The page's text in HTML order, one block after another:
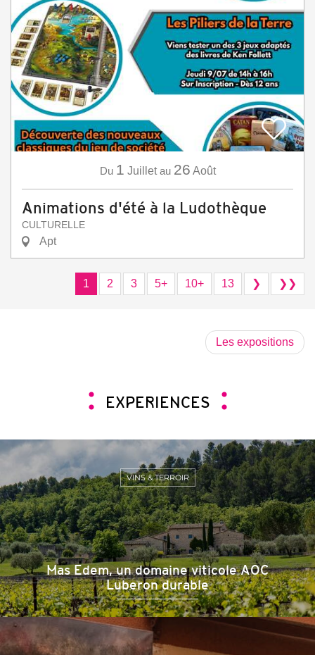
Du 1 Juillet au 26 Août
Animations d'été à la Ludothèque
CULTURELLE
Apt
1 2 3 5+ 10+ 13 ❯ ❯❯
Les expositions
EXPERIENCES
Mas Edem, un domaine viticole AOC
Luberon durable
VINS & TERROIR